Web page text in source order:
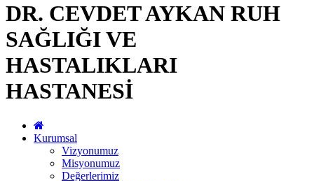
DR. CEVDET AYKAN RUH
SAĞLIĞI VE
HASTALIKLARI
HASTANESİ
Kurumsal
Vizyonumuz
Misyonumuz
Değerlerimiz